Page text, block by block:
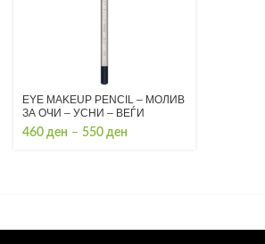
EYE MAKEUP PENCIL – МОЛИВ
ЗА ОЧИ – УСНИ – ВЕЃИ
460 ден – 550 ден